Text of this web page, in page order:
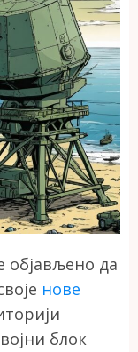
објављено да
нове
блок